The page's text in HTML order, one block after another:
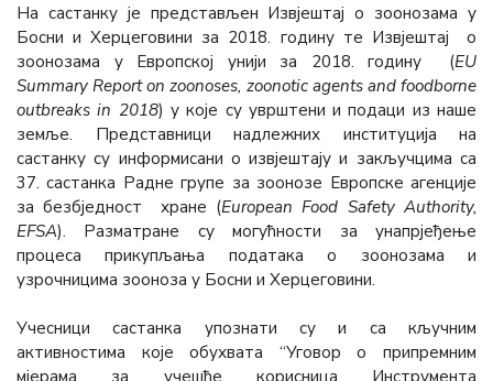
На састанку је представљен Извјештај о зоонозама у
Босни и Херцеговини за 2018. годину те Извјештај о
зоонозама у Европској унији за 2018. годину (EU
Summary Report on zoonoses, zoonotic agents and foodborne
outbreaks in 2018) у које су уврштени и подаци из наше
земље. Представници надлежних институција на
састанку су информисани о извјештају и закључцима са
37. састанка Радне групе за зоонозе Европске агенције
за безбједност хране (European Food Safety Authority,
EFSA). Разматране су могућности за унапрјеђење
процеса прикупљања података о зоонозама и
узрочницима зооноза у Босни и Херцеговини.
Учесници састанка упознати су и са кључним
активностима које обухвата “Уговор о припремним